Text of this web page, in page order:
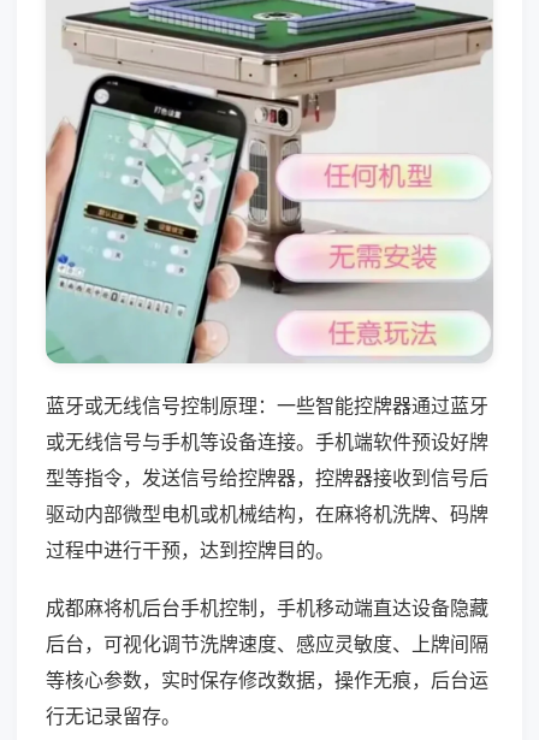
蓝牙或无线信号控制原理：一些智能控牌器通过蓝牙
或无线信号与手机等设备连接。手机端软件预设好牌
型等指令，发送信号给控牌器，控牌器接收到信号后
驱动内部微型电机或机械结构，在麻将机洗牌、码牌
过程中进行干预，达到控牌目的。
成都麻将机后台手机控制，手机移动端直达设备隐藏
后台，可视化调节洗牌速度、感应灵敏度、上牌间隔
等核心参数，实时保存修改数据，操作无痕，后台运
行无记录留存。